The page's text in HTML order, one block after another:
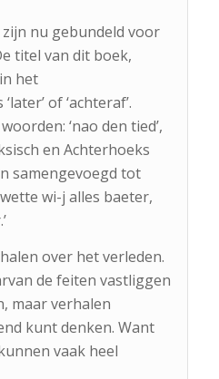
nu gebundeld voor
titel van dit boek,
het
of ‘achteraf’.
‘nao den tied’,
en Achterhoeks
samengevoegd tot
wette wi-j alles baeter,
over het verleden.
de feiten vastliggen
maar verhalen
kunt denken. Want
vaak heel